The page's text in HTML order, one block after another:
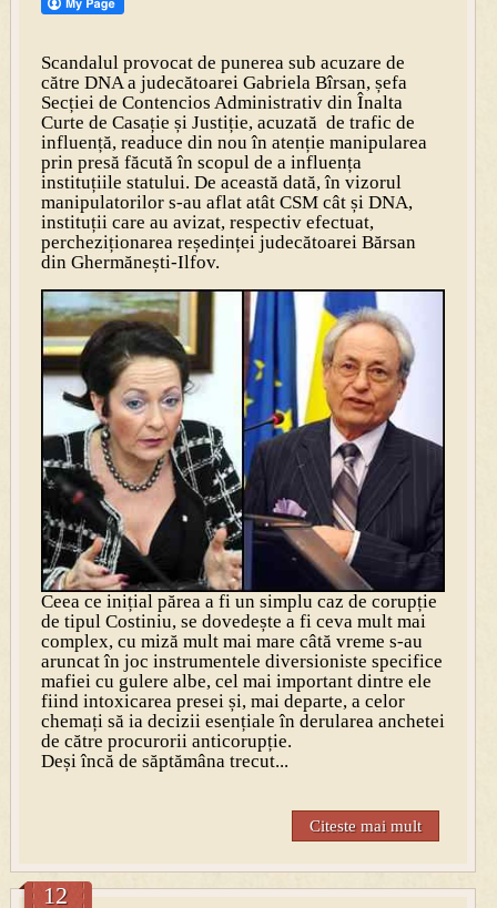
Scandalul provocat de punerea sub acuzare de
către DNA a judecătoarei Gabriela Bîrsan, șefa
Secției de Contencios Administrativ din Înalta
Curte de Casație și Justiție, acuzată de trafic de
influență, readuce din nou în atenție manipularea
prin presă făcută în scopul de a influența
instituțiile statului. De această dată, în vizorul
manipulatorilor s-au aflat atât CSM cât și DNA,
instituții care au avizat, respectiv efectuat,
percheziționarea reședinței jude­cătoarei Bărsan
din Ghermănești-Ilfov.
Ceea ce inițial părea a fi un simplu caz de corupție
de tipul Costiniu, se dovedește a fi ceva mult mai
complex, cu miză mult mai mare câtă vreme s-au
aruncat în joc instrumentele diversioniste specifice
mafiei cu gulere albe, cel mai important dintre ele
fiind intoxicarea presei și, mai departe, a celor
chemați să ia decizii esențiale în derularea anchetei
de către procurorii anticorupție.
Deși încă de săptămâna trecut...
Citeste mai mult
12